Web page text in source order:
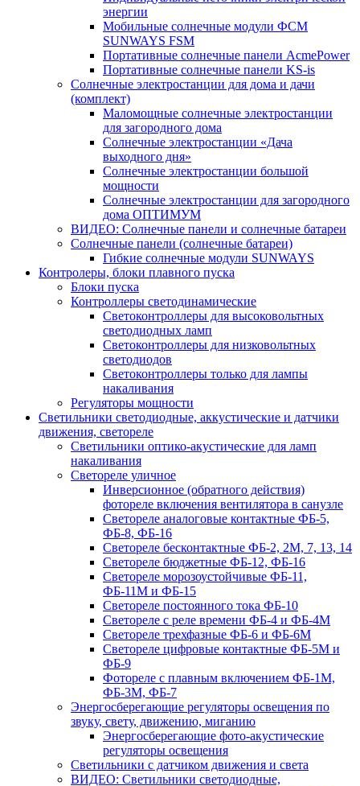
энергии
Мобильные солнечные модули ФСМ
SUNWAYS FSM
Портативные солнечные панели AcmePower
Портативные солнечные панели KS-is
Солнечные электростанции для дома и дачи
(комплект)
Маломощные солнечные электростанции
для загородного дома
Солнечные электростанции «Дача
выходного дня»
Солнечные электростанции большой
мощности
Солнечные электростанции для загородного
дома ОПТИМУМ
ВИДЕО: Солнечные панели и солнечные батареи
Солнечные панели (солнечные батареи)
Гибкие солнечные модули SUNWAYS
Контролеры, блоки плавного пуска
Блоки пуска
Контроллеры светодинамические
Светоконтроллеры для высоковольтных
светодиодных ламп
Светоконтроллеры для низковольтных
светодиодов
Светоконтроллеры только для лампы
накаливания
Регуляторы мощности
Светильники светодиодные, аккустические и датчики
движения, светореле
Светильники оптико-акустические для ламп
накаливания
Светореле уличное
Инверсионное (обратного действия)
фотореле включения вентилятора в санузле
Светореле аналоговые контактные ФБ-5,
ФБ-8, ФБ-16
Светореле бесконтактные ФБ-2, 2М, 7, 13, 14
Светореле бюджетные ФБ-12, ФБ-16
Светореле морозоустойчивые ФБ-11,
ФБ-11М и ФБ-15
Светореле постоянного тока ФБ-10
Светореле с реле времени ФБ-4 и ФБ-4М
Светореле трехфазные ФБ-6 и ФБ-6М
Светореле цифровые контактные ФБ-5М и
ФБ-9
Фотореле с плавным включением ФБ-1М,
ФБ-3М, ФБ-7
Энергосберегающие регуляторы освещения по
звуку, свету, движению, миганию
Энергосберегающие фото-акустические
регуляторы освещения
Светильники с датчиком движения и света
ВИДЕО: Светильники светодиодные,